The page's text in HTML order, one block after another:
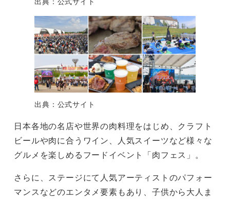
出典：公式サイト
日本各地の名店や世界の肉料理をはじめ、クラフト
ビールや肉に合うワイン、人気スイーツなど様々な
グルメを楽しめるフードイベント「肉フェス」。
さらに、ステージにて人気アーティストのパフォー
マンスなどのエンタメ要素もあり、子供から大人ま